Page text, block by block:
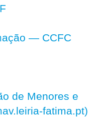
— CCFC
de Menores e
fatima.pt)